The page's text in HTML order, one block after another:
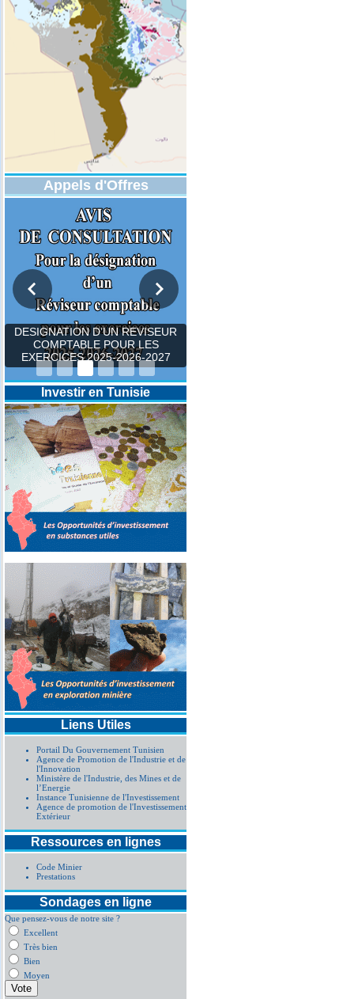
Appels d'Offres
DESIGNATION D’UN REVISEUR
COMPTABLE POUR LES
EXERCICES 2025-2026-2027
Investir en Tunisie
Liens Utiles
Portail Du Gouvernement Tunisien
Agence de Promotion de l'Industrie et de
l'Innovation
Ministère de l'Industrie, des Mines et de
l’Energie
Instance Tunisienne de l'Investissement
Agence de promotion de l'Investissement
Extérieur
Ressources en lignes
Code Minier
Prestations
Sondages en ligne
Que pensez-vous de notre site ?
Excellent
Très bien
Bien
Moyen